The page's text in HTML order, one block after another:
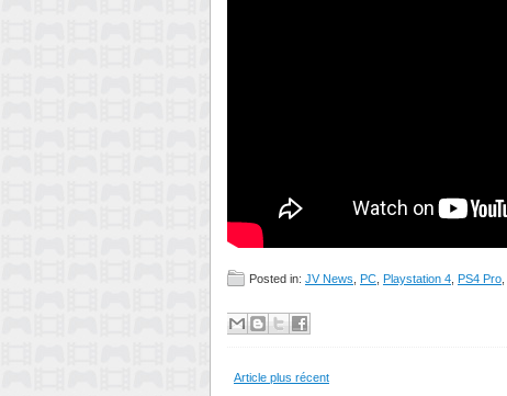
Posted in: JV News PC Playstation 4 PS4 Pro
Article plus récent